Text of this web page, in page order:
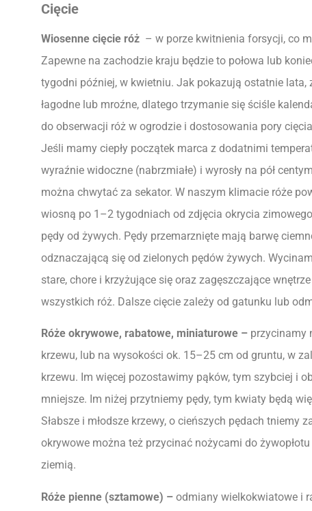
Cięcie
Wiosenne cięcie róż – w porze kwitnienia forsycji, co
Zapewne na zachodzie kraju będzie to połowa lub
tygodni później, w kwietniu. Jak pokazują ostatnie
łagodne lub mroźne, dlatego trzymanie się ściśle
do obserwacji róż w ogrodzie i dostosowania pory
Jeśli mamy ciepły początek marca z dodatnimi
wyraźnie widoczne (nabrzmiałe) i wyrosły na pół
można chwytać za sekator. W naszym klimacie róże
wiosną po 1–2 tygodniach od zdjęcia okrycia
pędy od żywych. Pędy przemarznięte mają barwę
odznaczającą się od zielonych pędów żywych.
stare, chore i krzyżujące się oraz zagęszczające
wszystkich róż. Dalsze cięcie zależy od gatunku lub
Róże okrywowe, rabatowe, miniaturowe – przycinamy
krzewu, lub na wysokości ok. 15–25 cm od gruntu, w
krzewu. Im więcej pozostawimy pąków, tym szybciej i
mniejsze. Im niżej przytniemy pędy, tym kwiaty będą
Słabsze i młodsze krzewy, o cieńszych pędach tniemy
okrywowe można też przycinać nożycami do
ziemią.
Róże pienne (sztamowe) – odmiany wielkokwiatowe i